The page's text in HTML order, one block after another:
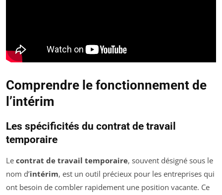
Comprendre le fonctionnement de
l’intérim
Les spécificités du contrat de travail
temporaire
Le contrat de travail temporaire, souvent désigné sous le
nom d’intérim, est un outil précieux pour les entreprises qui
ont besoin de combler rapidement une position vacante. Ce